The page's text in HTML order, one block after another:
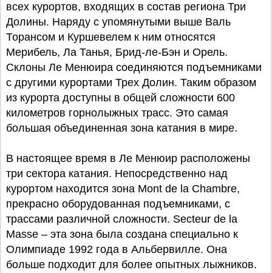
всех курортов, входящих в состав региона Три
Долины. Наряду с упомянутыми выше Валь
Торансом и Куршевелем к ним относятся
Мерибель, Ла Танья, Брид-ле-Бэн и Орель.
Склоны Ле Менюира соединяются подъемниками
с другими курортами Трех Долин. Таким образом
из курорта доступны в общей сложности 600
километров горнолыжных трасс. Это самая
большая объединенная зона катания в мире.
В настоящее время в Ле Менюир расположены
три сектора катания. Непосредственно над
курортом находится зона Mont de la Chambre,
прекрасно оборудованная подъемниками, с
трассами различной сложности. Secteur de la
Masse – эта зона была создана специально к
Олимпиаде 1992 года в Альбервилле. Она
больше подходит для более опытных лыжников.